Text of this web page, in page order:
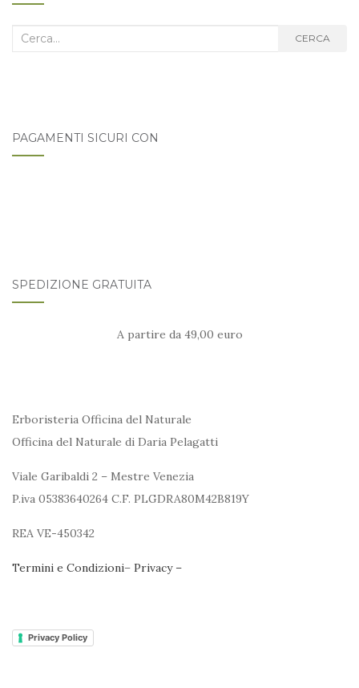
Cerca
CERCA
PAGAMENTI SICURI CON
SPEDIZIONE GRATUITA
A partire da 49,00 euro
Erboristeria Officina del Naturale
Officina del Naturale di Daria Pelagatti
Viale Garibaldi 2 – Mestre Venezia
P.iva 05383640264 C.F. PLGDRA80M42B819Y
REA VE-450342
Termini e Condizioni– Privacy –
Privacy Policy